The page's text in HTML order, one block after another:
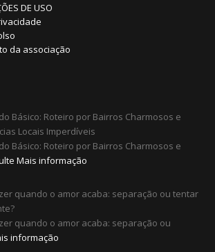
DE USO
da associação
Básico: Roteiro por Bairros Charmosos e
Locais Imperdíveis
Básico: Roteiro por Bairros Charmosos e
Mais informação
quando o amor acaba: separação ou tentar
quando o amor acaba: separação ou
informação